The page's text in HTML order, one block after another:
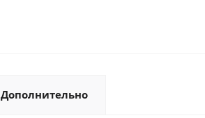
Дополнительно